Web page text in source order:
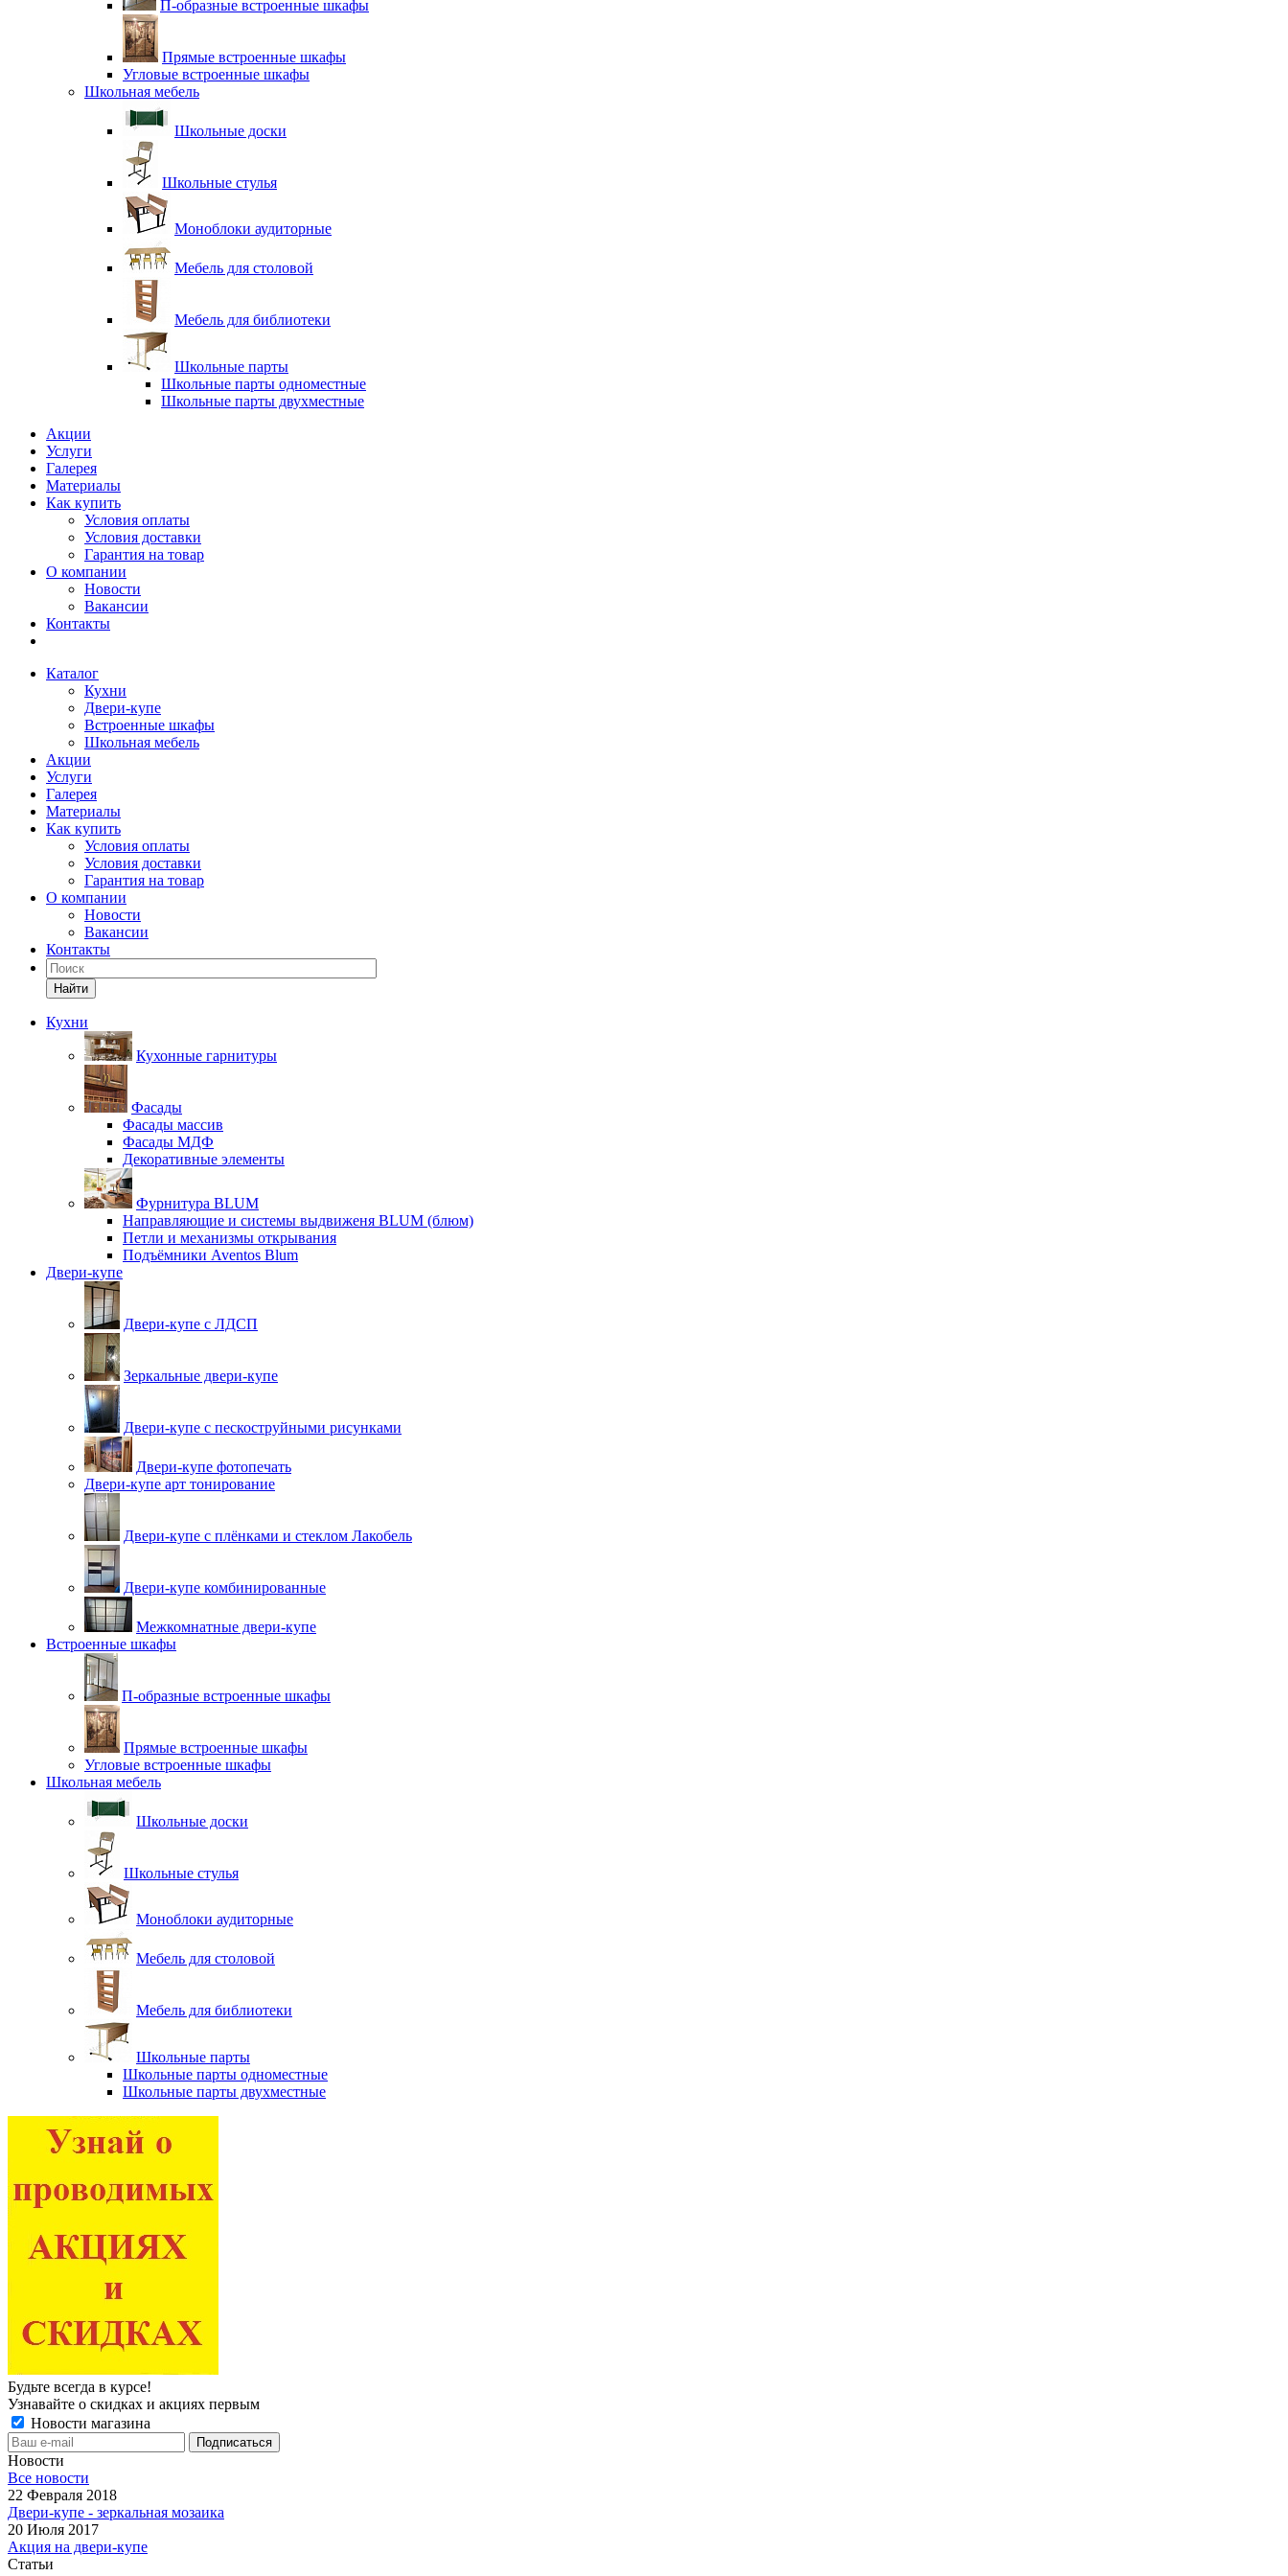
П-образные встроенные шкафы
Прямые встроенные шкафы
Угловые встроенные шкафы
Школьная мебель
Школьные доски
Школьные стулья
Моноблоки аудиторные
Мебель для столовой
Мебель для библиотеки
Школьные парты
Школьные парты одноместные
Школьные парты двухместные
Акции
Услуги
Галерея
Материалы
Как купить
Условия оплаты
Условия доставки
Гарантия на товар
О компании
Новости
Вакансии
Контакты
Каталог
Кухни
Двери-купе
Встроенные шкафы
Школьная мебель
Акции
Услуги
Галерея
Материалы
Как купить
Условия оплаты
Условия доставки
Гарантия на товар
О компании
Новости
Вакансии
Контакты
Найти
Кухни
Кухонные гарнитуры
Фасады
Фасады массив
Фасады МДФ
Декоративные элементы
Фурнитура BLUM
Направляющие и системы выдвиженя BLUM (блюм)
Петли и механизмы открывания
Подъёмники Aventos Blum
Двери-купе
Двери-купе с ЛДСП
Зеркальные двери-купе
Двери-купе с пескоструйными рисунками
Двери-купе фотопечать
Двери-купе арт тонирование
Двери-купе с плёнками и стеклом Лакобель
Двери-купе комбинированные
Межкомнатные двери-купе
Встроенные шкафы
П-образные встроенные шкафы
Прямые встроенные шкафы
Угловые встроенные шкафы
Школьная мебель
Школьные доски
Школьные стулья
Моноблоки аудиторные
Мебель для столовой
Мебель для библиотеки
Школьные парты
Школьные парты одноместные
Школьные парты двухместные
Будьте всегда в курсе!
Узнавайте о скидках и акциях первым
Новости магазина
Новости
Все новости
22 Февраля 2018
Двери-купе - зеркальная мозаика
20 Июля 2017
Акция на двери-купе
Статьи